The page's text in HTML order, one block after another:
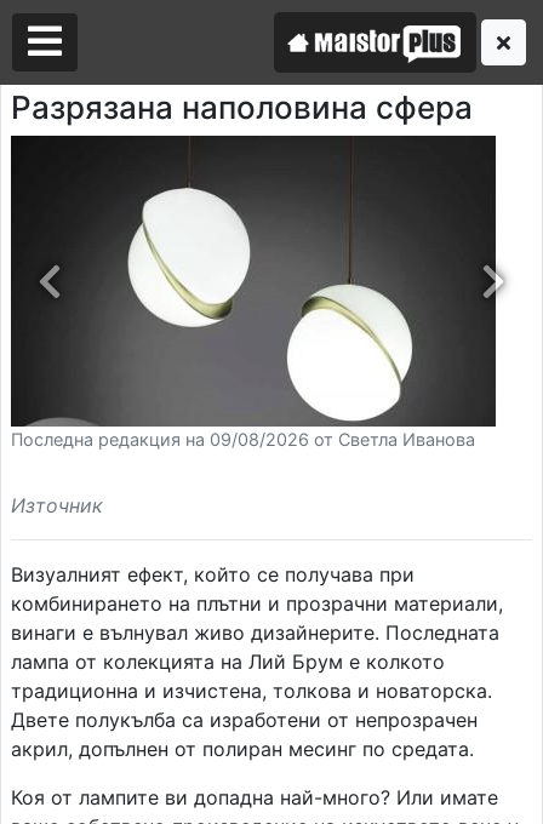
Разрязана наполовина сфера
Последна редакция на 09/08/2026 от Светла Иванова
Източник
Визуалният ефект, който се получава при
комбинирането на плътни и прозрачни материали,
винаги е вълнувал живо дизайнерите. Последната
лампа от колекцията на Лий Брум е колкото
традиционна и изчистена, толкова и новаторска.
Двете полукълба са изработени от непрозрачен
акрил, допълнен от полиран месинг по средата.
Коя от лампите ви допадна най-много? Или имате
Търся майстор